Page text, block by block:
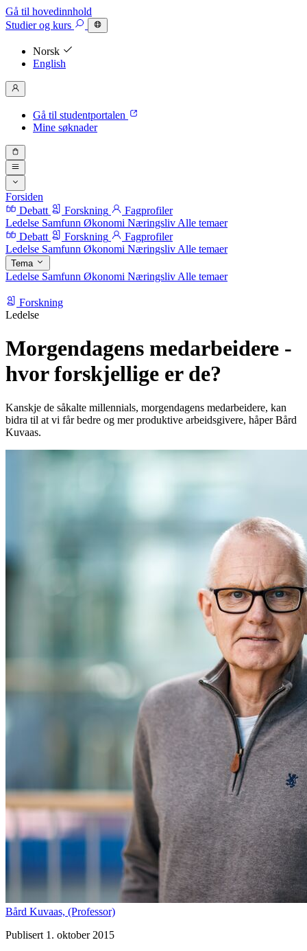
Gå til hovedinnhold
Studierog kurs
Norsk
English
Gå til studentportalen
Mine søknader
Forsiden
Debatt
Forskning
Fagprofiler
Ledelse Samfunn Økonomi Næringsliv Alle temaer
Debatt
Forskning
Fagprofiler
Ledelse Samfunn Økonomi Næringsliv Alle temaer
Tema
Ledelse Samfunn Økonomi Næringsliv Alle temaer
Forskning
Ledelse
Morgendagens medarbeidere -
hvor forskjellige er de?
Kanskje de såkalte millennials, morgendagens medarbeidere, kan
bidra til at vi får bedre og mer produktive arbeidsgivere, håper Bård
Kuvaas.
Bård Kuvaas, (Professor)
Publisert 1. oktober 2015